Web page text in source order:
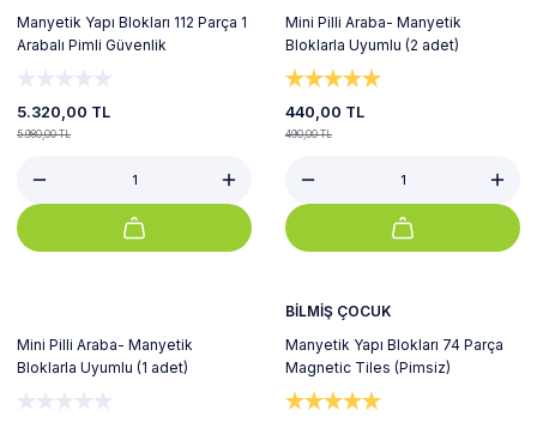
Manyetik Yapı Blokları 112 Parça 1
Arabalı Pimli Güvenlik
5.320,00 TL
5.980,00 TL
Mini Pilli Araba- Manyetik
Bloklarla Uyumlu (2 adet)
440,00 TL
490,00 TL
Mini Pilli Araba- Manyetik
Bloklarla Uyumlu (1 adet)
Yeni
BİLMİŞ ÇOCUK
Manyetik Yapı Blokları 74 Parça
Magnetic Tiles (Pimsiz)